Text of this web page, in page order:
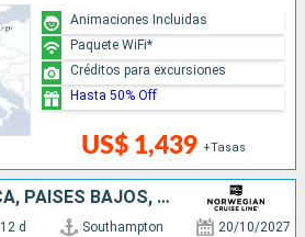
US$ 1,439 +Tasas
Animaciones Incluidas
Paquete WiFi*
Créditos para excursiones
Hasta 50% Off
REINO UNIDO, BÉLGICA, PAISES BAJOS, FRANCIA, ESPAÑA, PORTUGAL
12 d Southampton 20/10/2027